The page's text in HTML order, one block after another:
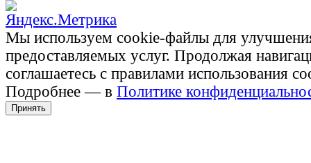
Мы используем cookie-файлы для
предоставляемых услуг. Продолжая
соглашаетесь с правилами использования
Подробнее — в Политике
Принять